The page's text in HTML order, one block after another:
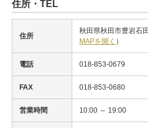
住所・TEL
住所
秋田県秋田市豊岩石
MAPを開く ）
電話 018-853-0679
FAX 018-853-0680
営業時間 10:00 ～ 19:00